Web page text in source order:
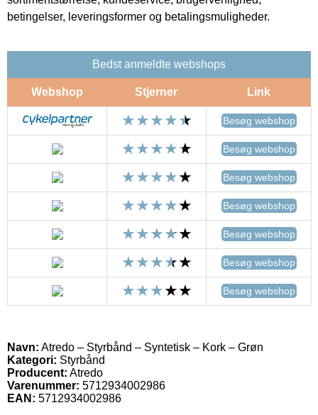
betingelser, leveringsformer og betalingsmuligheder.
Bedst anmeldte webshops
Webshop Stjerner Link
Besøg webshop
Besøg webshop
Besøg webshop
Besøg webshop
Besøg webshop
Besøg webshop
Besøg webshop
Navn: Atredo – Styrbånd – Syntetisk – Kork – Grøn
Kategori: Styrbånd
Producent: Atredo
Varenummer: 5712934002986
EAN: 5712934002986